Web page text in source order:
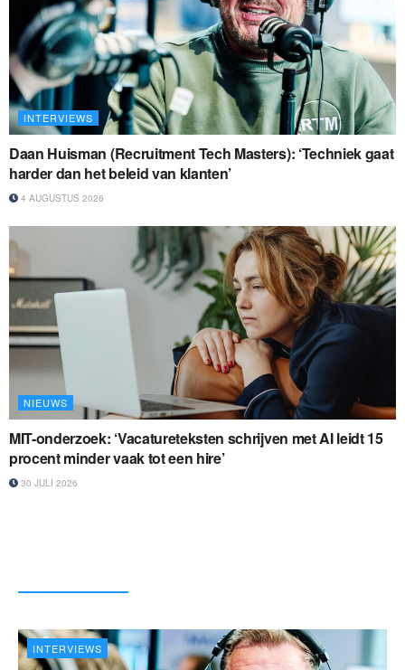
INTERVIEWS
Daan Huisman (Recruitment Tech Masters): ‘Techniek gaat
harder dan het beleid van klanten’
4 AUGUSTUS 2026
NIEUWS
MIT-onderzoek: ‘Vacatureteksten schrijven met AI leidt 15
procent minder vaak tot een hire’
30 JULI 2026
INTERVIEWS